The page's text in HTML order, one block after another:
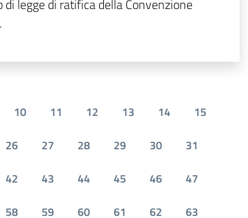
legge di ratifica della Convenzione
10 11 12 13 14
15
26 27 28 29 30
31
42 43 44 45 46
47
58 59 60 61 62
63